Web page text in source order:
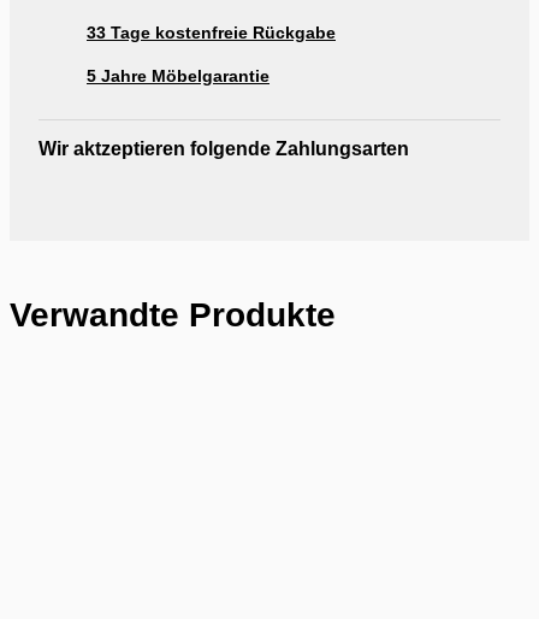
33 Tage kostenfreie Rückgabe
5 Jahre Möbelgarantie
Wir aktzeptieren folgende Zahlungsarten
Verwandte Produkte